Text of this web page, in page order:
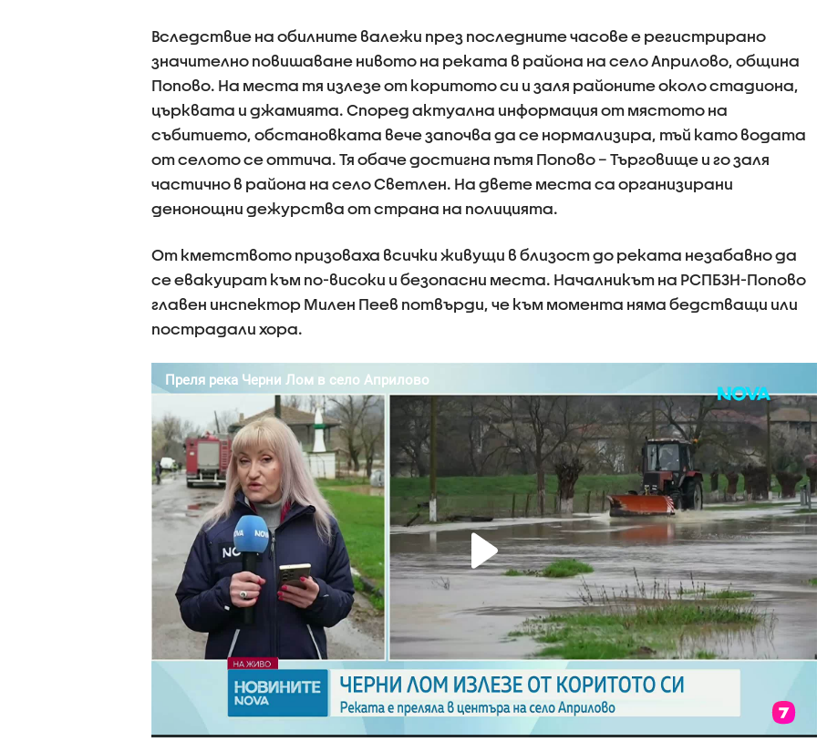
Вследствие на обилните валежи през последните часове е регистрирано
значително повишаване нивото на реката в района на село Априлово, община
Попово. На места тя излезе от коритото си и заля районите около стадиона,
църквата и джамията. Според актуална информация от мястото на
събитието, обстановката вече започва да се нормализира, тъй като водата
от селото се оттича. Тя обаче достигна пътя Попово – Търговище и го заля
частично в района на село Светлен. На двете места са организирани
денонощни дежурства от страна на полицията.
От кметството призоваха всички живущи в близост до реката незабавно да
се евакуират към по-високи и безопасни места. Началникът на РСПБЗН-Попово
главен инспектор Милен Пеев потвърди, че към момента няма бедстващи или
пострадали хора.